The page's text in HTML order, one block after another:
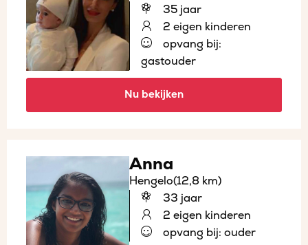
35 jaar
2 eigen kinderen
opvang bij:
gastouder
Nu bekijken
Anna
Hengelo(12,8 km)
33 jaar
2 eigen kinderen
opvang bij: ouder